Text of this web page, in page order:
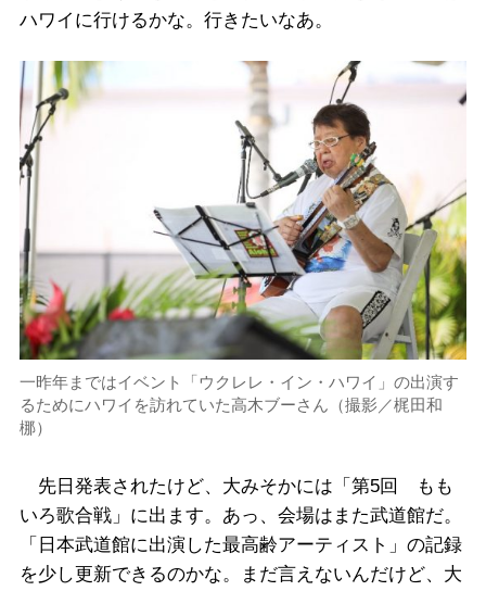
ハワイに行けるかな。行きたいなあ。
一昨年まではイベント「ウクレレ・イン・ハワイ」の出演す
るためにハワイを訪れていた高木ブーさん（撮影／梶田和
梛）
先日発表されたけど、大みそかには「第5回 もも
いろ歌合戦」に出ます。あっ、会場はまた武道館だ。
「日本武道館に出演した最高齢アーティスト」の記録
を少し更新できるのかな。まだ言えないんだけど、大